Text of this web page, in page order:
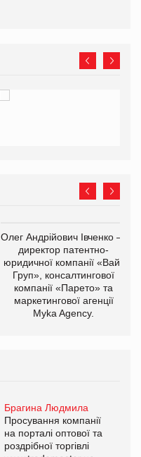
Олег Андрійович Івченко —
директор патентно-
юридичної компанії «Вайз
Груп», консалтингової
компанії «Парето» та
маркетингової агенції
Myka Agency.
Брагина Людмила
Просування компанії
на порталі оптової та
роздрібної торгівлі